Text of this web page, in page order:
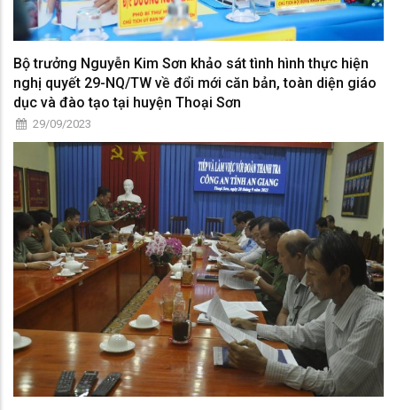
Bộ trưởng Nguyễn Kim Sơn khảo sát tình hình thực hiện
nghị quyết 29-NQ/TW về đổi mới căn bản, toàn diện giáo
dục và đào tạo tại huyện Thoại Sơn
29/09/2023